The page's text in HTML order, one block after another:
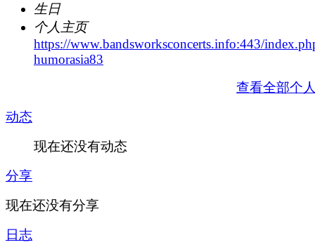
生日
个人主页
https://www.bandsworksconcerts.info:443/
humorasia83
查看全部个
动态
现在还没有动态
分享
现在还没有分享
日志